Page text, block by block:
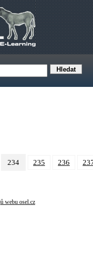
234 235 236
webu osel.cz